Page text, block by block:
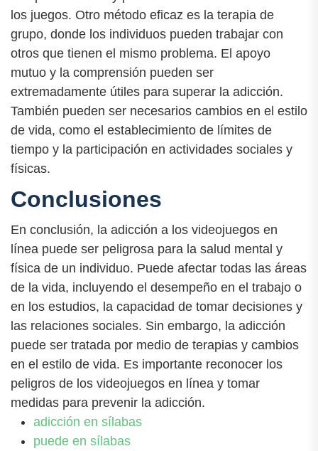
los juegos. Otro método eficaz es la terapia de
grupo, donde los individuos pueden trabajar con
otros que tienen el mismo problema. El apoyo
mutuo y la comprensión pueden ser
extremadamente útiles para superar la adicción.
También pueden ser necesarios cambios en el estilo
de vida, como el establecimiento de límites de
tiempo y la participación en actividades sociales y
físicas.
Conclusiones
En conclusión, la adicción a los videojuegos en
línea puede ser peligrosa para la salud mental y
física de un individuo. Puede afectar todas las áreas
de la vida, incluyendo el desempeño en el trabajo o
en los estudios, la capacidad de tomar decisiones y
las relaciones sociales. Sin embargo, la adicción
puede ser tratada por medio de terapias y cambios
en el estilo de vida. Es importante reconocer los
peligros de los videojuegos en línea y tomar
medidas para prevenir la adicción.
adicción en sílabas
puede en sílabas